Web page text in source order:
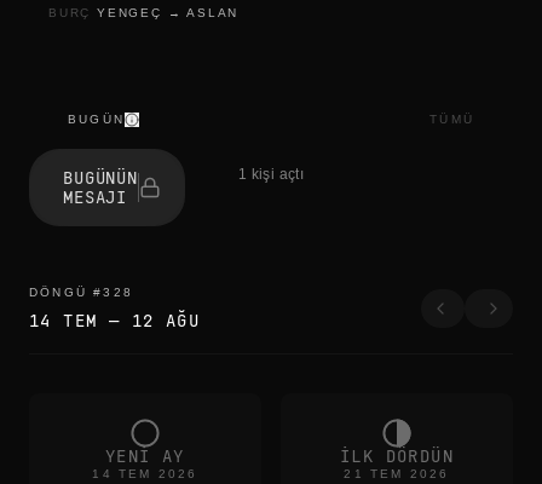
BURÇ
YENGEÇ →ASLAN
BUGÜN TÜMÜ
s
e
s
i
k
BUGÜNÜN
MESAJI
1 kişi açtı
DÖNGÜ #328
14 TEM — 12 AĞU
YENI AY
14 TEM 2026
ILK DÖRDÜN
21 TEM 2026